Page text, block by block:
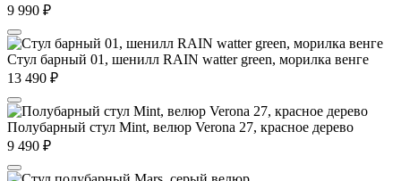
9 990 ₽
Стул барный 01, шенилл RAIN watter green, морилка венге
13 490 ₽
Полубарный стул Mint, велюр Verona 27, красное дерево
9 490 ₽